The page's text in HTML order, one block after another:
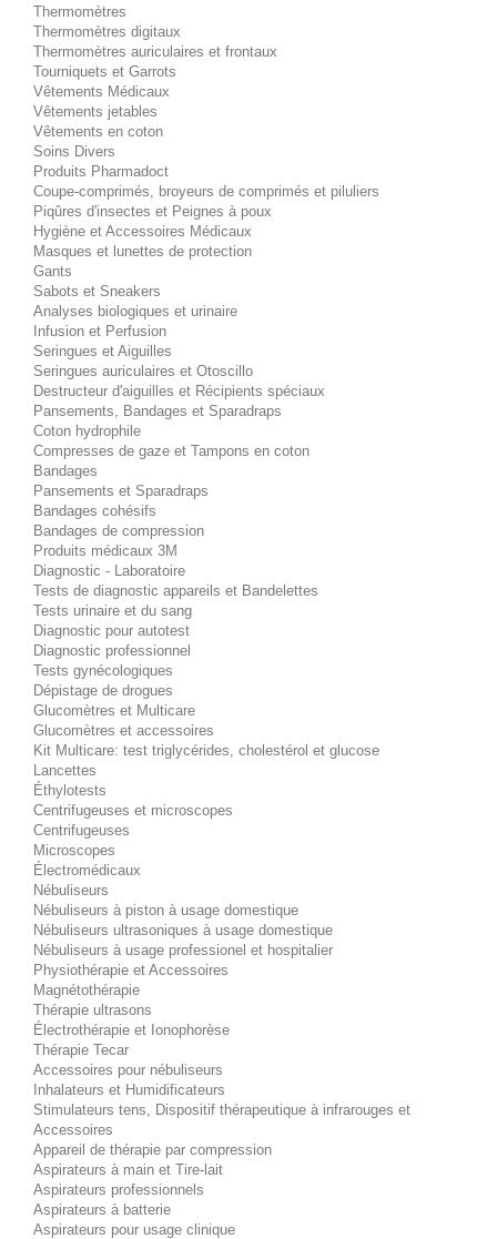
Thermomètres
Thermomètres digitaux
Thermomètres auriculaires et frontaux
Tourniquets et Garrots
Vêtements Médicaux
Vêtements jetables
Vêtements en coton
Soins Divers
Produits Pharmadoct
Coupe-comprimés, broyeurs de comprimés et piluliers
Piqûres d'insectes et Peignes à poux
Hygiène et Accessoires Médicaux
Masques et lunettes de protection
Gants
Sabots et Sneakers
Analyses biologiques et urinaire
Infusion et Perfusion
Seringues et Aiguilles
Seringues auriculaires et Otoscillo
Destructeur d'aiguilles et Récipients spéciaux
Pansements, Bandages et Sparadraps
Coton hydrophile
Compresses de gaze et Tampons en coton
Bandages
Pansements et Sparadraps
Bandages cohésifs
Bandages de compression
Produits médicaux 3M
Diagnostic - Laboratoire
Tests de diagnostic appareils et Bandelettes
Tests urinaire et du sang
Diagnostic pour autotest
Diagnostic professionnel
Tests gynécologiques
Dépistage de drogues
Glucomètres et Multicare
Glucomètres et accessoires
Kit Multicare: test triglycérides, cholestérol et glucose
Lancettes
Éthylotests
Centrifugeuses et microscopes
Centrifugeuses
Microscopes
Électromédicaux
Nébuliseurs
Nébuliseurs à piston à usage domestique
Nébuliseurs ultrasoniques à usage domestique
Nébuliseurs à usage professionel et hospitalier
Physiothérapie et Accessoires
Magnétothérapie
Thérapie ultrasons
Électrothérapie et Ionophorèse
Thérapie Tecar
Accessoires pour nébuliseurs
Inhalateurs et Humidificateurs
Stimulateurs tens, Dispositif thérapeutique à infrarouges et
Accessoires
Appareil de thérapie par compression
Aspirateurs à main et Tire-lait
Aspirateurs professionnels
Aspirateurs à batterie
Aspirateurs pour usage clinique